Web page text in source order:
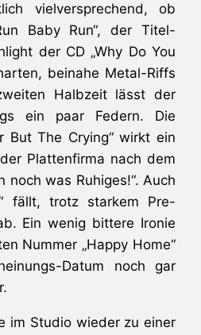
vielversprechend, ob
Baby Run“, der Titel-
der CD „Why Do You
beinahe Metal-Riffs
Halbzeit lässt der
ein paar Federn. Die
But The Crying“ wirkt ein
Plattenfirma nach dem
noch was Ruhiges!“. Auch
fällt, trotz starkem Pre-
Ein wenig bittere Ironie
Nummer „Happy Home“
Datum noch gar
im Studio wieder zu einer